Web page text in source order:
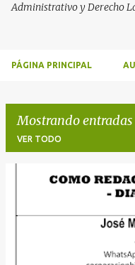
Administrativo y Derecho
PÁGINA PRINCIPAL
Mostrando entradas
VER TODO